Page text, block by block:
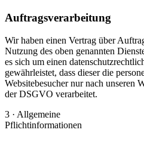
Auftragsverarbeitung
Wir haben einen Vertrag über
Nutzung des oben genannten
es sich um einen
gewährleistet, dass dieser die
Websitebesucher nur nach unseren
der DSGVO verarbeitet.
3 · Allgemeine
Pflichtinformationen